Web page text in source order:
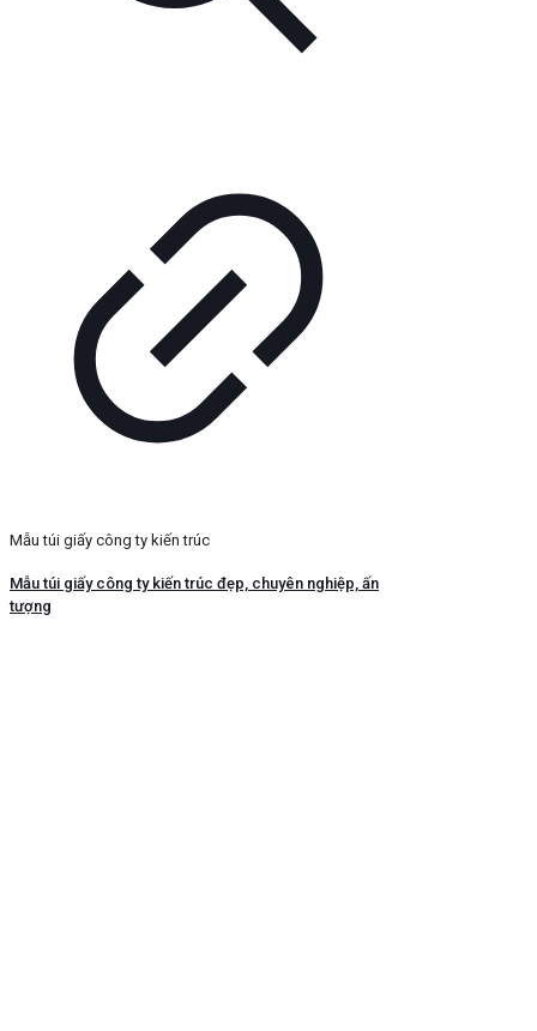
Mẫu túi giấy công ty kiến trúc
Mẫu túi giấy công ty kiến trúc đẹp, chuyên nghiệp, ấn
tượng